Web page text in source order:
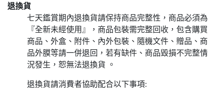
退換貨
七天鑑賞期內退換貨請保持商品完整性，商品必須為
『全新未經使用』，商品包裝需完整回收，包含購買
商品、外盒、附件、內外包裝、隨機文件、贈品、商
品外膜等請一併退回，若有缺件、商品毀損不完整情
況發生，恕無法退換貨 。
退換貨請消費者協助配合以下事項: